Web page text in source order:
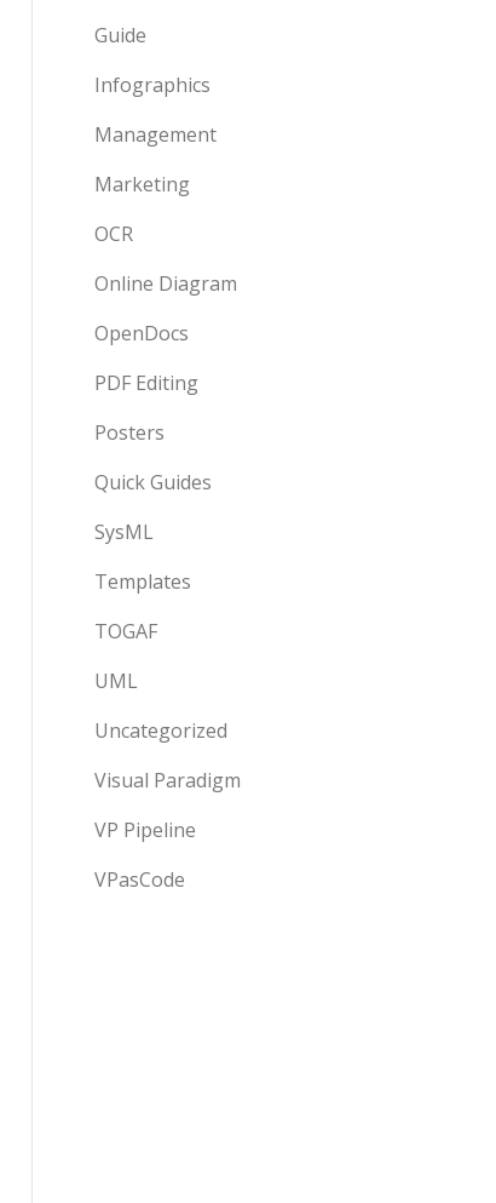
Guide
Infographics
Management
Marketing
OCR
Online Diagram
OpenDocs
PDF Editing
Posters
Quick Guides
SysML
Templates
TOGAF
UML
Uncategorized
Visual Paradigm
VP Pipeline
VPasCode